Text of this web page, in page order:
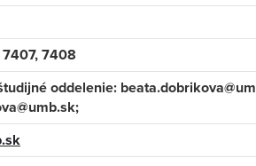
7408
oddelenie: beata.dobrikova@um
@umb.sk;